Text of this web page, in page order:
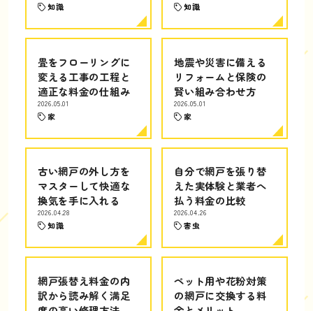
知識 知識
畳をフローリングに
変える工事の工程と
適正な料金の仕組み
2026.05.01
家
地震や災害に備える
リフォームと保険の
賢い組み合わせ方
2026.05.01
家
古い網戸の外し方を
マスターして快適な
換気を手に入れる
2026.04.28
知識
自分で網戸を張り替
えた実体験と業者へ
払う料金の比較
2026.04.26
害虫
網戸張替え料金の内
訳から読み解く満足
ペット用や花粉対策
の網戸に交換する料